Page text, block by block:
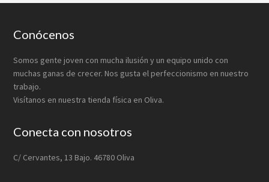
Footer
Conócenos
Somos gente joven con mucha ilusión y un equipo unido con
muchas ganas de crecer. Nos gusta el perfeccionismo en nuestro
trabajo.
Visítanos en nuestra tienda física en Oliva.
Conecta con nosotros
C/ Cervantes, 13 Bajo. 46780 Oliva